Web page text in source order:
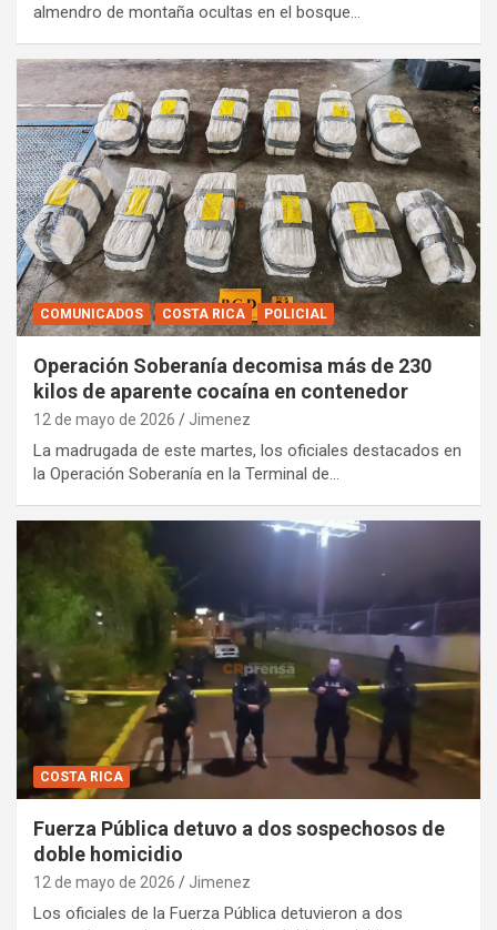
almendro de montaña ocultas en el bosque…
COMUNICADOS COSTA RICA POLICIAL
Operación Soberanía decomisa más de 230
kilos de aparente cocaína en contenedor
12 de mayo de 2026 Jimenez
La madrugada de este martes, los oficiales destacados en
la Operación Soberanía en la Terminal de…
COSTA RICA
Fuerza Pública detuvo a dos sospechosos de
doble homicidio
12 de mayo de 2026 Jimenez
Los oficiales de la Fuerza Pública detuvieron a dos